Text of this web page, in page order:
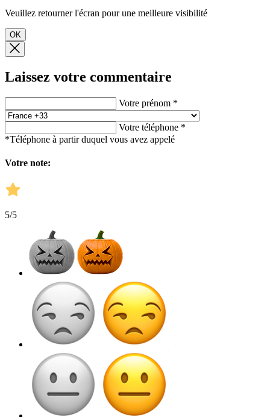
Veuillez retourner l'écran pour une meilleure visibilité
OK
Laissez votre commentaire
Votre prénom *
Votre téléphone *
*Téléphone à partir duquel vous avez appelé
Votre note:
5/5